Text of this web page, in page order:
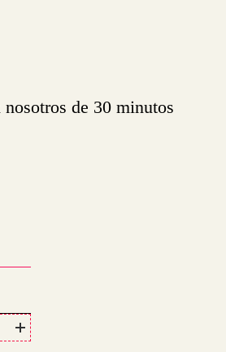
de 30 minutos